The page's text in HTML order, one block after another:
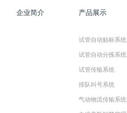
企业简介 产品展示
试管自动贴标系统
试管自动分拣系统
试管传输系统
排队叫号系统
气动物流传输系统